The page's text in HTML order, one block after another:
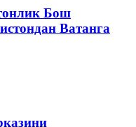
Бош
Ватанга